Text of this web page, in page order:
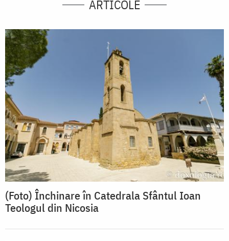
ARTICOLE
(Foto) Închinare în Catedrala Sfântul Ioan
Teologul din Nicosia